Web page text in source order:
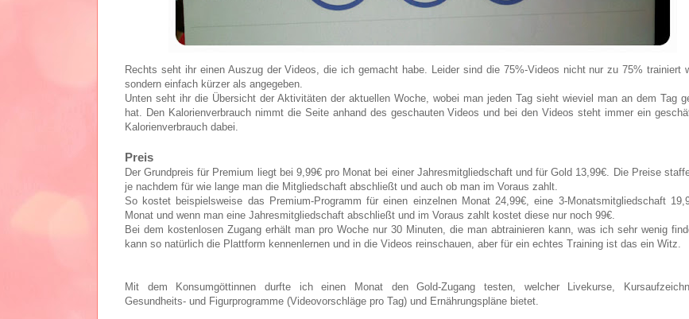
Rechts seht ihr einen Auszug der Videos, die ich gemacht habe. Leider sind die 75%-Videos nicht nur zu 75% trainiert
sondern einfach kürzer als angegeben.
Unten seht ihr die Übersicht der Aktivitäten der aktuellen Woche, wobei man jeden Tag sieht wieviel man an dem Tag
hat. Den Kalorienverbrauch nimmt die Seite anhand des geschauten Videos und bei den Videos steht immer ein
Kalorienverbrauch dabei.
Preis
Der Grundpreis für Premium liegt bei 9,99€ pro Monat bei einer Jahresmitgliedschaft und für Gold 13,99€. Die Preise
je nachdem für wie lange man die Mitgliedschaft abschließt und auch ob man im Voraus zahlt.
So kostet beispielsweise das Premium-Programm für einen einzelnen Monat 24,99€, eine 3-Monatsmitgliedschaft
Monat und wenn man eine Jahresmitgliedschaft abschließt und im Voraus zahlt kostet diese nur noch 99€.
Bei dem kostenlosen Zugang erhält man pro Woche nur 30 Minuten, die man abtrainieren kann, was ich sehr wenig
kann so natürlich die Plattform kennenlernen und in die Videos reinschauen, aber für ein echtes Training ist das ein Witz.
Mit dem Konsumgöttinnen durfte ich einen Monat den Gold-Zugang testen, welcher Livekurse,
Gesundheits- und Figurprogramme (Videovorschläge pro Tag) und Ernährungspläne bietet.